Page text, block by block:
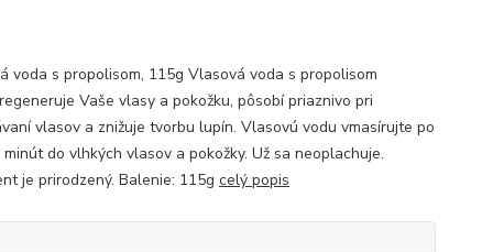
voda s propolisom, 115g Vlasová voda s propolisom
Vaše vlasy a pokožku, pôsobí priaznivo pri
vlasov a znižuje tvorbu lupín. Vlasovú vodu vmasírujte po
do vlhkých vlasov a pokožky. Už sa neoplachuje.
je prirodzený. Balenie: 115g celý popis